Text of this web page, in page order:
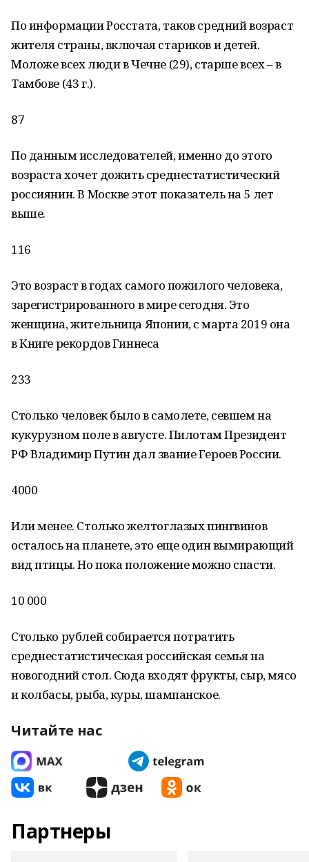
По информации Росстата, таков средний возраст
жителя страны, включая стариков и детей.
Моложе всех люди в Чечне (29), старше всех – в
Тамбове (43 г.).
87
По данным исследователей, именно до этого
возраста хочет дожить среднестатистический
россиянин. В Москве этот показатель на 5 лет
выше.
116
Это возраст в годах самого пожилого человека,
зарегистрированного в мире сегодня. Это
женщина, жительница Японии, с марта 2019 она
в Книге рекордов Гиннеса
233
Столько человек было в самолете, севшем на
кукурузном поле в августе. Пилотам Президент
РФ Владимир Путин дал звание Героев России.
4000
Или менее. Столько желтоглазых пингвинов
осталось на планете, это еще один вымирающий
вид птицы. Но пока положение можно спасти.
10 000
Столько рублей собирается потратить
среднестатистическая российская семья на
новогодний стол. Сюда входят фрукты, сыр, мясо
и колбасы, рыба, куры, шампанское.
Читайте нас
Партнеры